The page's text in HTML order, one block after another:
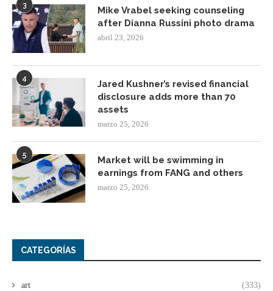
3
Mike Vrabel seeking counseling
after Dianna Russini photo drama
abril 23, 2026
4
Jared Kushner’s revised financial
disclosure adds more than 70
assets
marzo 25, 2026
5
Market will be swimming in
earnings from FANG and others
marzo 25, 2026
CATEGORÍAS
art (333)